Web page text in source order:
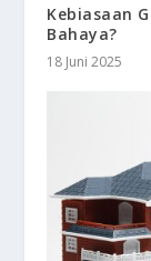
Kebiasaan
Bahaya?
18 Juni 2025